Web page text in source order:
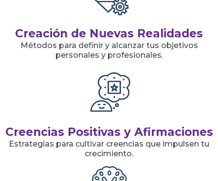
Creación de Nuevas Realidades
Métodos para definir y alcanzar tus objetivos
personales y profesionales.
Creencias Positivas y Afirmaciones
Estrategias para cultivar creencias que impulsen tu
crecimiento.